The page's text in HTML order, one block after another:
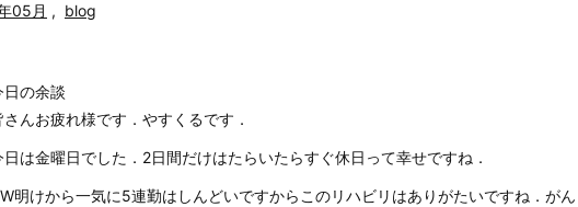
05月 , blog
日の余談
さんお疲れ様です．やすくるです．
日は金曜日でした．2日間だけはたらいたらすぐ休日って幸せですね．
明けから一気に5連勤はしんどいですからこのリハビリはありがたいですね．がん